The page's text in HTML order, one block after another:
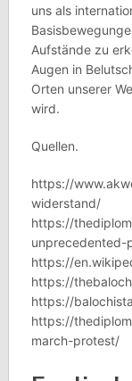
uns als
Aufstände zu
Augen in
Orten unserer
wird.
Quellen.
https://
widerstand/
https://
unprecedented-
https://
https://
https://
https://
march-protest/